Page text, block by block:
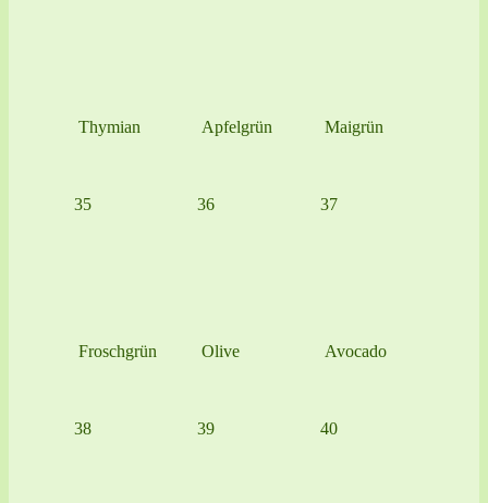
Thymian Apfelgrün Maigrün
35
Froschgrün
36
Olive
37
Avocado
38 39 40